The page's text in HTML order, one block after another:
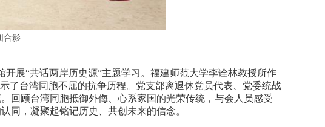
影
展“共话两岸历史源”主题学习。福建师范大学李诠林教授所作
了台湾同胞不屈的抗争历程。党支部离退休党员代表、党委统战
回顾台湾同胞抵御外侮、心系家国的光荣传统，与会人员感受
同，凝聚起铭记历史、共创未来的信念。